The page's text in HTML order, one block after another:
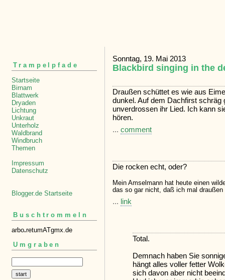
Trampelpfade
Startseite
Birnam
Blattwerk
Dryaden
Lichtung
Unkraut
Unterholz
Waldbrand
Windbruch
Themen
Impressum
Datenschutz
Blogger.de Startseite
Buschtrommeln
arbo.retumATgmx.de
Umgraben
Sonntag, 19. Mai 2013
Blackbird singing in the
Draußen schüttet es wie aus
dunkel. Auf dem Dachfirst schräg
unverdrossen ihr Lied. Ich kann
hören.
... comment
Die rocken echt, oder?
Mein Amselmann hat heute einen
das so gar nicht, daß ich mal
... link
Total.
Demnach haben Sie
hängt alles voller fetter
sich davon aber nicht